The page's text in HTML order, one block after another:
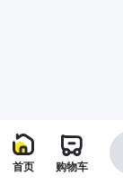
首页 购物车